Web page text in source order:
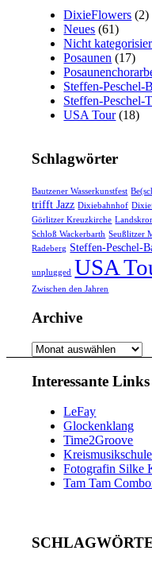
DixieFlowers (2)
Neues (61)
Nicht
Posaunen (17)
Steffen-Peschel-
Steffen-Peschel-
USA Tour(18)
Schlagwörter
Bautzener Wasserkunstfest
trifft Jazz Dixiebahnhof
Görlitzer Kreuzkirche
Schloß Wackerbarth Seußlitzer
Radeberg Steffen-Peschel-
unplugged USA
Zwischen den Jahren
Archive
Archive
Interessante Links
LeFay
Glockenklang
Time2Groove
Fotografin Silke
Tam Tam